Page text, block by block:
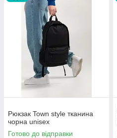
Рюкзак Town style тканина
чорна unisex
Готово до відправки